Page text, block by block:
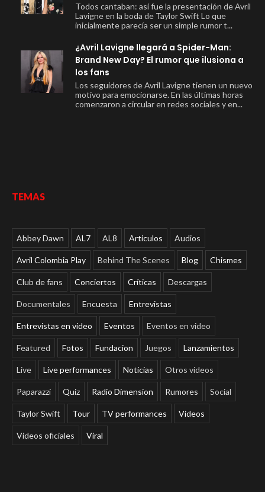
Todos cantaban: así fue la presentación de Avril
Lavigne en la boda de Taylor Swift Lo que
inicialmente parecía ser un simple rumor t...
¿Avril Lavigne llegará a Spider-Man:
Brand New Day? El rumor que ilusiona a
los fans
Los seguidores de Avril Lavigne tienen un nuevo
motivo para emocionarse. En las últimas horas
comenzaron a circular en redes sociales y en...
TEMAS
Abbey Dawn AL7 AL8 Articulos Audios
Avril Colombia Play Behind The Scenes Blog Chismes
Club de fans Conciertos Críticas Descargas
Documentales Encuesta Entrevistas
Entrevistas en video Eventos Eventos en video
Featured Fotos Fundacion Juegos Lanzamientos
Live Live performances Noticias Otros videos
Paparazzi Quiz Radio Dimension Rumores Social
Taylor Swift Tour TV performances Videos
Videos oficiales Viral